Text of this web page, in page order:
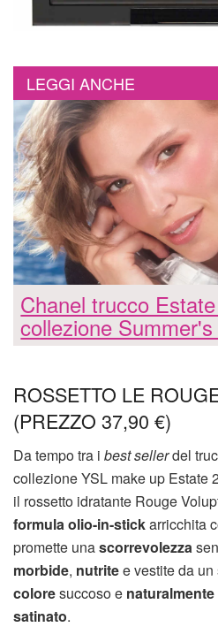
LEGGI ANCHE
Chanel trucco
collezione
ROSSETTO LE
(PREZZO 37,90 €)
Da tempo tra i best sellerdel
collezione YSL make up Estate
il rossetto idratante Rouge
formula olio-in-stickarricchita
promette unascorrevolezza
morbide, nutritee vestite da
coloresuccoso e
satinato.